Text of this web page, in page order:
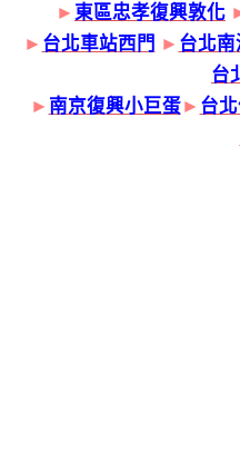
► 東區忠孝復興敦化
► 台北車站西門 ► 台北南
台
► 南京復興小巨蛋► 台